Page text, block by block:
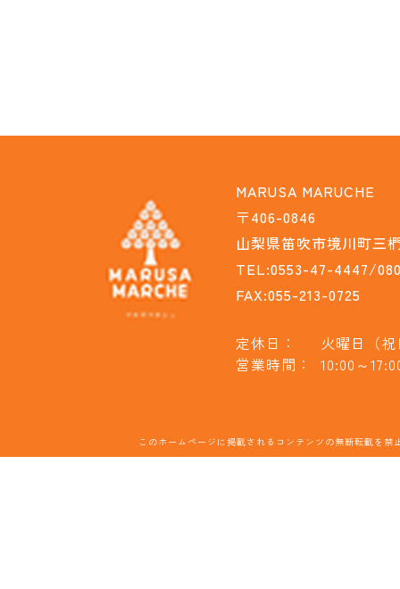
MARUSA MARUCHE
〒406-0846
山梨県笛吹市境川町三
TEL:0553-47-4447/
FAX:055-213-0725
定休日：
火曜日（
営業時間：
10:00～
このホームページに掲載されるコンテンツの無断転載を禁